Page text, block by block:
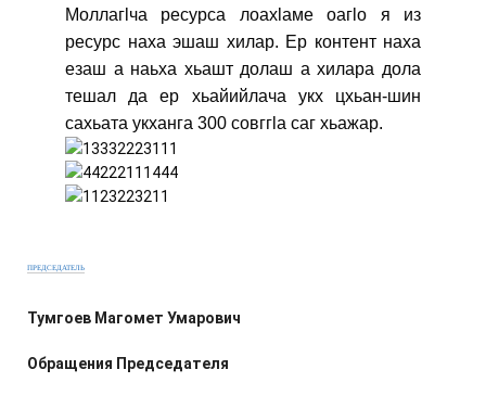
Моллагӏча ресурса лоахӏаме оагӏо я из
ресурс наха эшаш хилар. Ер контент наха
езаш а наьха хьашт долаш а хилара дола
тешал да ер хьайийлача укх цхьан-шин
сахьата укханга 300 совггӏа саг хьажар.
ПРЕДСЕДАТЕЛЬ
Тумгоев Магомет Умарович
Обращения Председателя